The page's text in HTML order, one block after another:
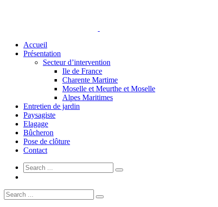
Accueil
Présentation
Secteur d’intervention
Ile de France
Charente Martime
Moselle et Meurthe et Moselle
Alpes Maritimes
Entretien de jardin
Paysagiste
Elagage
Bûcheron
Pose de clôture
Contact